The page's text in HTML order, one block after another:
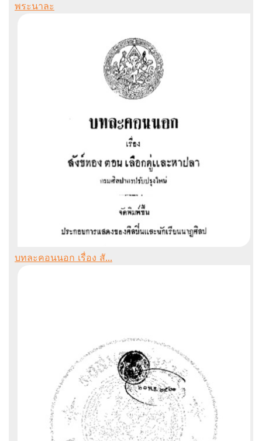
พระนาละ
บทละคอนนอก เรื่อง สั...